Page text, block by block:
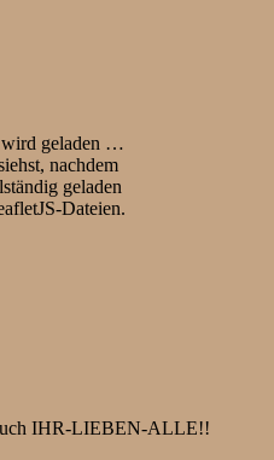
wird geladen …
nachdem
geladen
Dateien.
IHR-LIEBEN-ALLE!!